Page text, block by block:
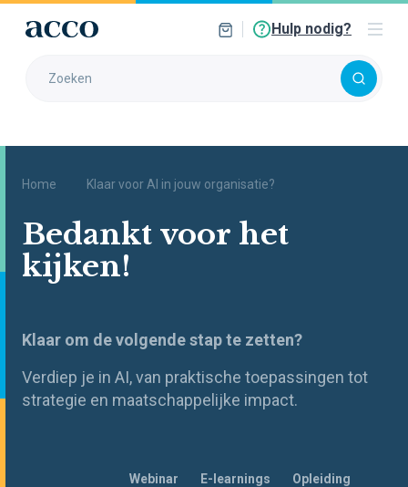
Hulp nodig?
Home Klaar voor AI in jouw organisatie?
Bedankt voor het
kijken!
Klaar om de volgende stap te zetten?
Verdiep je in AI, van praktische toepassingen tot
strategie en maatschappelijke impact.
Webinar E-learnings Opleiding